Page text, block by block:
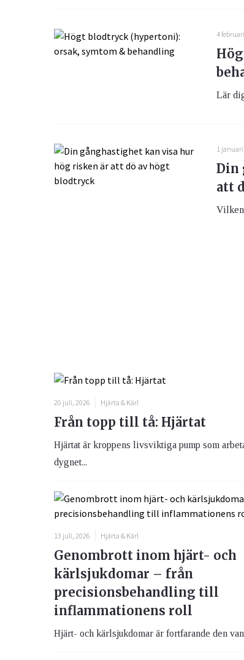
4
Lär
1
Din
att
Vilken
20 juli, 2026 Hjärta & Kärl
Från topp till tå: Hjärtat
Hjärtat är kroppens livsviktiga pump som
dygnet...
13 juli, 2026 Hjärta & Kärl
Genombrott inom hjärt- och
kärlsjukdomar – från
precisionsbehandling till
inflammationens roll
Hjärt- och kärlsjukdomar är fortfarande den